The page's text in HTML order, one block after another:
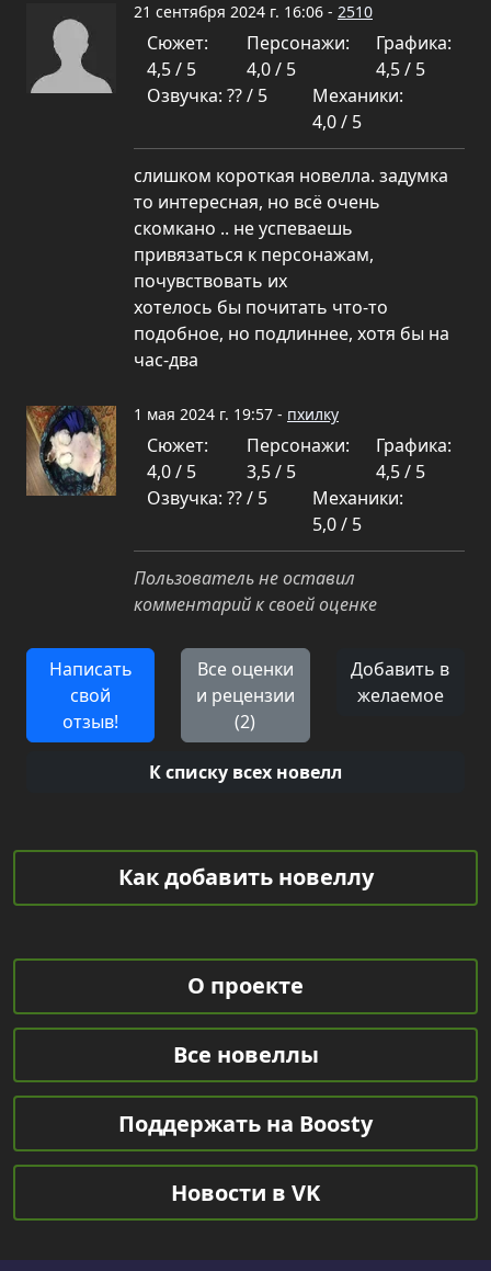
21 сентября 2024 г. 16:06 - 2510
Сюжет:
4,5 / 5
Персонажи:
4,0 / 5
Графика:
4,5 / 5
Озвучка: ?? / 5
Механики:
4,0 / 5
слишком короткая новелла. задумка
то интересная, но всё очень
скомкано .. не успеваешь
привязаться к персонажам,
почувствовать их
хотелось бы почитать что-то
подобное, но подлиннее, хотя бы на
час-два
1 мая 2024 г. 19:57 - пхилку
Сюжет:
4,0 / 5
Персонажи:
3,5 / 5
Графика:
4,5 / 5
Озвучка: ?? / 5
Механики:
5,0 / 5
Пользователь не оставил
комментарий к своей оценке
Написать
свой
отзыв!
Все оценки
и рецензии
(2)
Добавить в
желаемое
К списку всех новелл
Как добавить новеллу
О проекте
Все новеллы
Поддержать на Boosty
Новости в VK